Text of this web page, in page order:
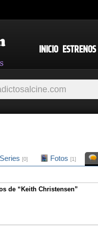
INICIO ESTRENOS
Series [0] Fotos [1]
de “Keith Christensen”